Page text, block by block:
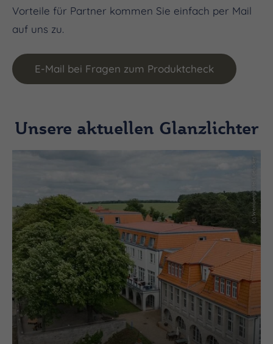
Vorteile für Partner kommen Sie einfach per Mail
auf uns zu.
E-Mail bei Fragen zum Produktcheck
Unsere aktuellen Glanzlichter
(c) Weinberghotel Edelacker